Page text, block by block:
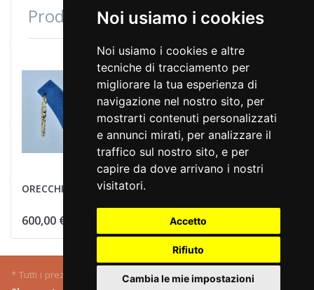
Noi usiamo i cookies
Noi usiamo i cookies e altre
tecniche di tracciamento per
migliorare la tua esperienza di
navigazione nel nostro sito, per
mostrarti contenuti personalizzati
e annunci mirati, per analizzare il
traffico sul nostro sito, e per
capire da dove arrivano i nostri
visitatori.
Accetto
Rifiuto
Cambia le mie impostazioni
Prodotti consultati di recente
ORECCHINI CERCHIO
600,00 €
* Tutti i prezzi IVA inclusa, piùspedizione .